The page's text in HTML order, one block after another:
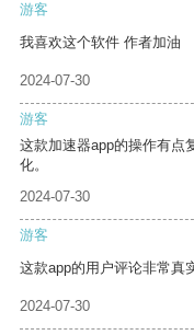
游客
我喜欢这个软件 作者加油
2024-07-30
游客
这款加速器app的操作有点
化。
2024-07-30
游客
这款app的用户评论非常真
2024-07-30